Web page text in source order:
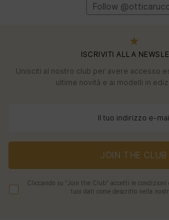
Follow
ISCRIVITI ALLA
Unisciti al nostro club per avere accesso
ultime novità e ai modelli in
JOIN THE CLUB
Cliccando su “Join the Club” accetti le
tuoi dati come descritto nella